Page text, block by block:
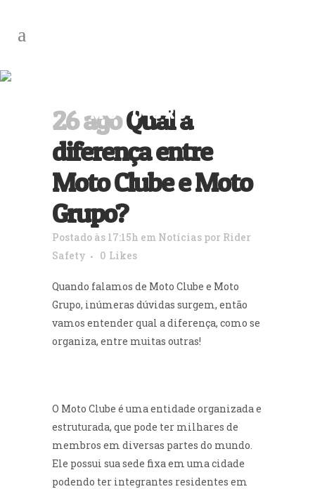
MOTO GRUPO?
26 agoQual a
diferença entre
Moto Clube e Moto
Grupo?
Postado às 17:15h em Notícias por Rider
Safety
0 Likes
Quando falamos de Moto Clube e Moto
Grupo, inúmeras dúvidas surgem, então
vamos entender qual a diferença, como se
organiza, entre muitas outras!
O Moto Clube é uma entidade organizada e
estruturada, que pode ter milhares de
membros em diversas partes do mundo.
Ele possui sua sede fixa em uma cidade
podendo ter integrantes residentes em